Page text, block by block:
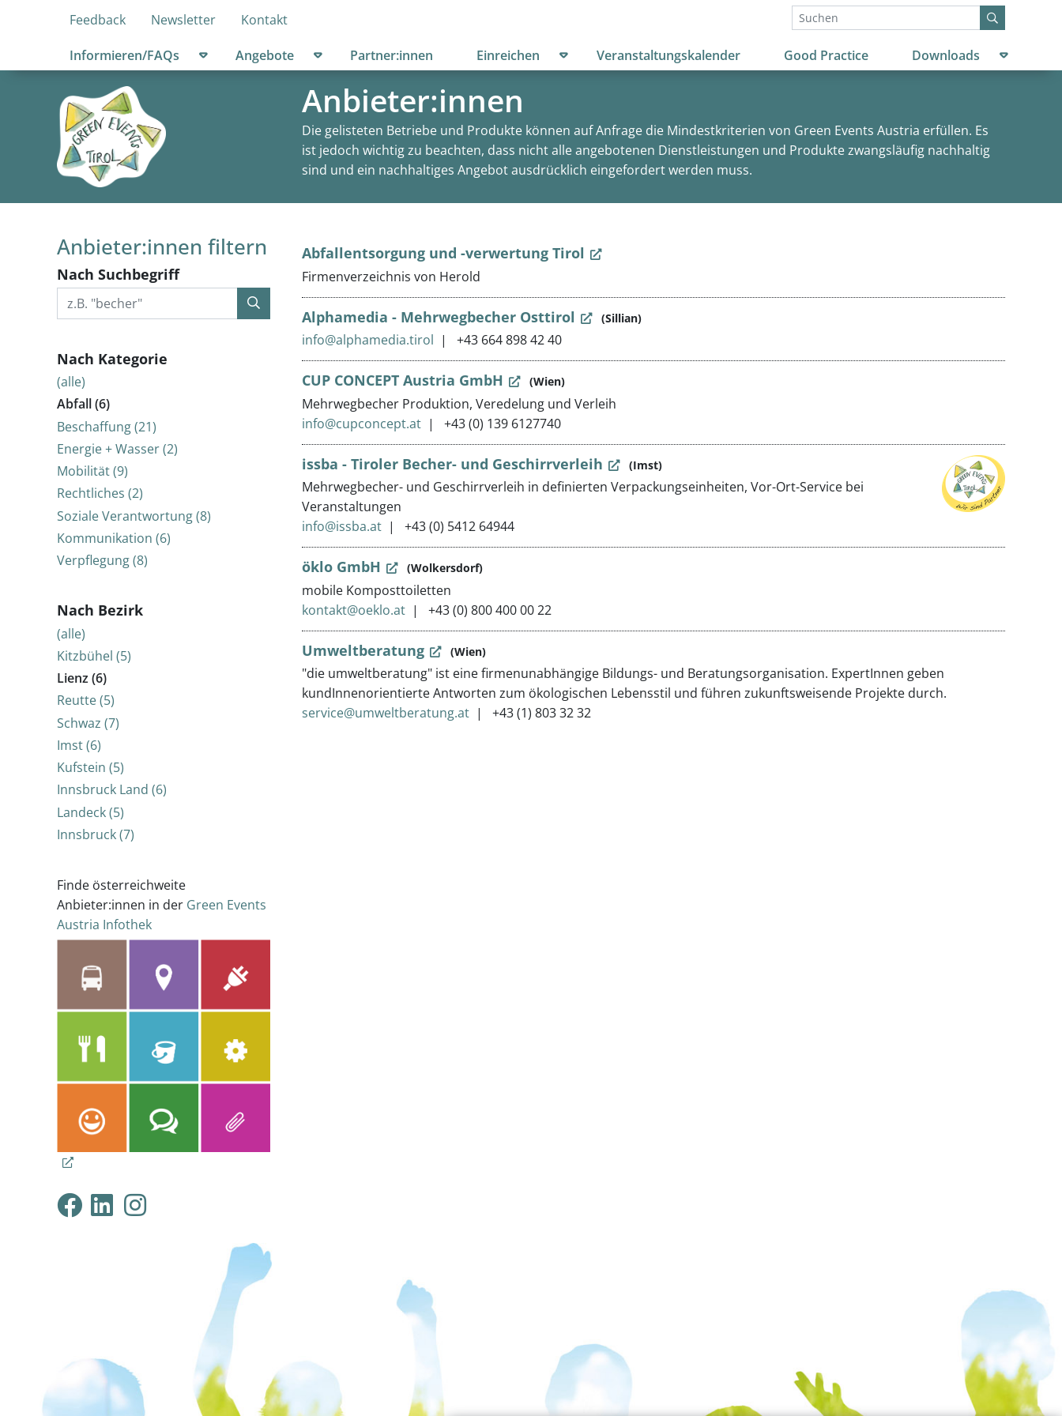
Feedback Newsletter Kontakt
Informieren/FAQs Untermenü öffnen
Angebote Untermenü öffnen
Partner:innen Einreichen Untermenü öffnen
Veranstaltungskalender Good Practice Downloads
Anbieter:innen
Die gelisteten Betriebe und Produkte können auf Anfrage die Mindestkriterien von Green Events Austria erfüllen. Es
ist jedoch wichtig zu beachten, dass nicht alle angebotenen Dienstleistungen und Produkte zwangsläufig nachhaltig
sind und ein nachhaltiges Angebot ausdrücklich eingefordert werden muss.
Anbieter:innen filtern
Nach Suchbegriff
Nach Kategorie
(alle)
Abfall (6)
Beschaffung (21)
Energie + Wasser (2)
Mobilität (9)
Rechtliches (2)
Soziale Verantwortung (8)
Kommunikation (6)
Verpflegung (8)
Nach Bezirk
(alle)
Kitzbühel (5)
Lienz (6)
Reutte (5)
Schwaz (7)
Imst (6)
Kufstein (5)
Innsbruck Land (6)
Landeck (5)
Innsbruck (7)
Finde österreichweite
Anbieter:innen in der Green Events
Austria Infothek
Abfallentsorgung und -verwertung Tirol
Firmenverzeichnis von Herold
Alphamedia - Mehrwegbecher Osttirol (Sillian)
info@alphamedia.tirol +43 664 898 42 40
CUP CONCEPT Austria GmbH (Wien)
Mehrwegbecher Produktion, Veredelung und Verleih
info@cupconcept.at
+43 (0) 139 6127740
issba - Tiroler Becher- und Geschirrverleih (Imst)
Mehrwegbecher- und Geschirrverleih in definierten Verpackungseinheiten, Vor-Ort-Service bei
Veranstaltungen
info@issba.at
+43 (0) 5412 64944
öklo GmbH (Wolkersdorf)
mobile Komposttoiletten
kontakt@oeklo.at
+43 (0) 800 400 00 22
Umweltberatung (Wien)
"die umweltberatung" ist eine firmenunabhängige Bildungs- und Beratungsorganisation. ExpertInnen geben
kundInnenorientierte Antworten zum ökologischen Lebensstil und führen zukunftsweisende Projekte durch.
service@umweltberatung.at
+43 (1) 803 32 32
Klimabündnis Tirol auf Facebook
Klimabündnis Tirol auf LinkedIn